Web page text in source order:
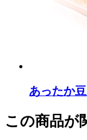
あったか
この商品が